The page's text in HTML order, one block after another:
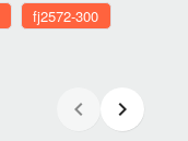
fj2572-300